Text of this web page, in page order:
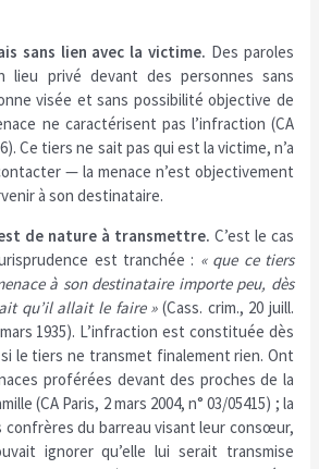
sans lien avec la victime. Des paroles
lieu privé devant des personnes sans
visée et sans possibilité objective de
ne caractérisent pas l’infraction (CA
Ce tiers ne sait pas qui est la victime, n’a
— la menace n’est objectivement
à son destinataire.
de nature à transmettre. C’est le cas
est tranchée : « que ce tiers
à son destinataire importe peu, dès
qu’il allait le faire »(Cass. crim., 20 juill.
mars 1935). L’infraction est constituée dès
le tiers ne transmet finalement rien. Ont
proférées devant des proches de la
(CA Paris, 2 mars 2004, n° 03/05415) ; la
confrères du barreau visant leur consœur,
ignorer qu’elle lui serait transmise